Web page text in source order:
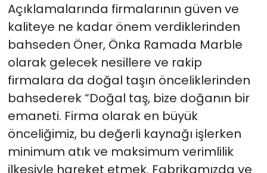
Açıklamalarında firmalarının güven ve
kaliteye ne kadar önem verdiklerinden
bahseden Öner, Önka Ramada Marble
olarak gelecek nesillere ve rakip
firmalara da doğal taşın önceliklerinden
bahsederek “Doğal taş, bize doğanın bir
emaneti. Firma olarak en büyük
önceliğimiz, bu değerli kaynağı işlerken
minimum atık ve maksimum verimlilik
ilkesiyle hareket etmek. Fabrikamızda ve